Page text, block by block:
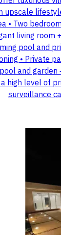
upscale
• Two
living room
pool and
• Private
and
high level of
surveillance